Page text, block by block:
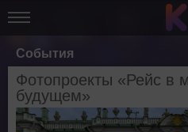
События
Фотопроекты «Рейс в
будущем»